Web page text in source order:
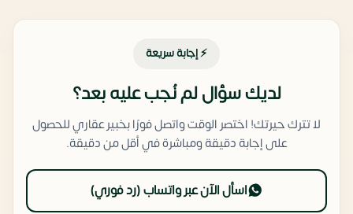
⚡ إجابة سريعة
لديك سؤال لم نُجب عليه بعد؟
لا تترك حيرتك! اختصر الوقت واتصل فورًا بخبير عقاري للحصول
على إجابة دقيقة ومباشرة في أقل من دقيقة.
اسأل الآن عبر واتساب (رد فوري)